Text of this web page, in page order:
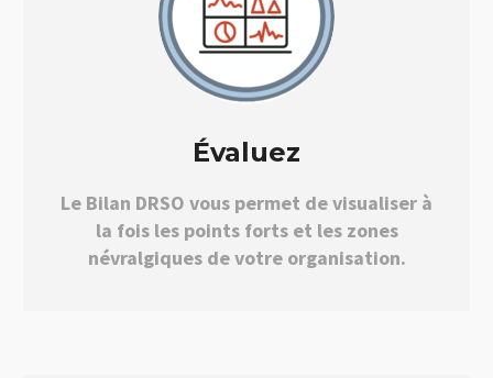
Évaluez
Le Bilan DRSO vous permet de visualiser à
la fois les points forts et les zones
névralgiques de votre organisation.